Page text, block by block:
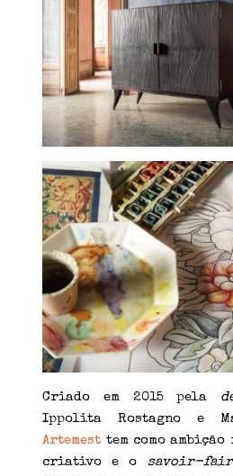
Criado em 2015 pela
Ippolita Rostagno e
Artemest tem como
criativo e o savoir-